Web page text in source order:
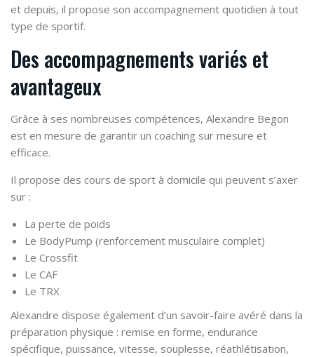
et depuis, il propose son accompagnement quotidien à tout
type de sportif.
Des accompagnements variés et
avantageux
Grâce à ses nombreuses compétences, Alexandre Begon
est en mesure de garantir un coaching sur mesure et
efficace.
Il propose des cours de sport à domicile qui peuvent s’axer
sur :
La perte de poids
Le BodyPump (renforcement musculaire complet)
Le Crossfit
Le CAF
Le TRX
Alexandre dispose également d’un savoir-faire avéré dans la
préparation physique : remise en forme, endurance
spécifique, puissance, vitesse, souplesse, réathlétisation,